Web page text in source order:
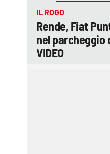
IL ROGO
Rende, Fiat
nel parcheggio
VIDEO